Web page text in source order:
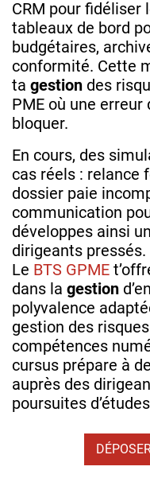
CRM pour fidéliser
tableaux de bord
budgétaires,
conformité. Cette
ta gestion des
PME où une
bloquer.
En cours, des
cas réels : relance
dossier paie
communication
développes ainsi
dirigeants pressés.
Le BTS GPME
dans la gestion
polyvalence
gestion des
compétences
cursus prépare à
auprès des
poursuites